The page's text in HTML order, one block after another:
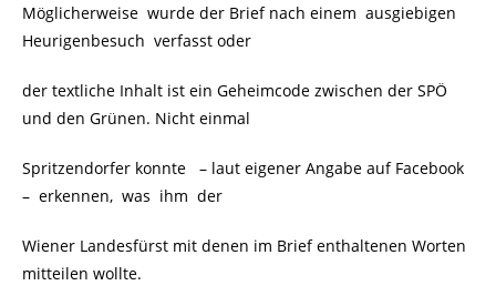
Möglicherweise wurde der Brief nach einem ausgiebigen
Heurigenbesuch verfasst oder
der textliche Inhalt ist ein Geheimcode zwischen der SPÖ
und den Grünen. Nicht einmal
Spritzendorfer konnte – laut eigener Angabe auf Facebook
– erkennen, was ihm der
Wiener Landesfürst mit denen im Brief enthaltenen Worten
mitteilen wollte.